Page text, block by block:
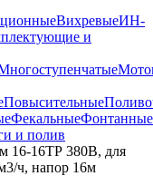
ВихревыеИН-
и
Повысительные
ФекальныеФонтанные
и полив
16-16ТР 380В, для
ч, напор 16м